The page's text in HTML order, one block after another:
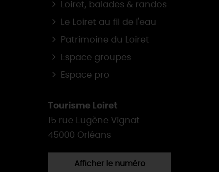
Loiret, balades & randos
Le Loiret au fil de l'eau
Patrimoine du Loiret
Espace groupes
Espace pro
Tourisme Loiret
15 rue Eugène Vignat
45000 Orléans
Afficher le numéro